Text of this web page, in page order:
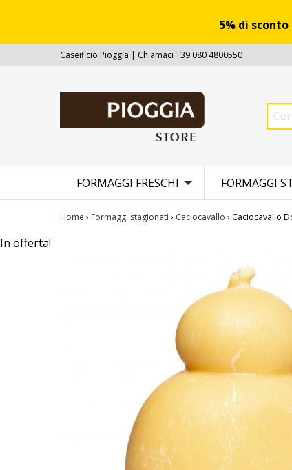
5% di sconto
Caseificio Pioggia | Chiamaci +39 080 4800550
FORMAGGI FRESCHI FORMAGGI
Home › Formaggi stagionati › Caciocavallo › Caciocavallo
In offerta!